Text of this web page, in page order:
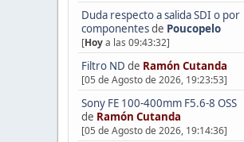
Duda respecto a salida SDI o por
componentesde Poucopelo
[Hoya las 09:43:32]
Filtro ND de Ramón Cutanda
[05 de Agosto de 2026, 19:23:53]
Sony FE 100-400mm F5.6-8 OSS
de Ramón Cutanda
[05 de Agosto de 2026, 19:14:36]